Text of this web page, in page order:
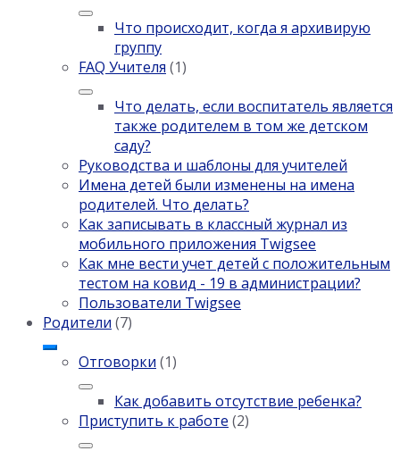
Что происходит, когда я архивирую
группу
FAQ Учителя (1)
Что делать, если воспитатель является
также родителем в том же детском
саду?
Руководства и шаблоны для учителей
Имена детей были изменены на имена
родителей. Что делать?
Как записывать в классный журнал из
мобильного приложения Twigsee
Как мне вести учет детей с положительным
тестом на ковид - 19 в администрации?
Пользователи Twigsee
Родители (7)
Отговорки (1)
Как добавить отсутствие ребенка?
Приступить к работе (2)